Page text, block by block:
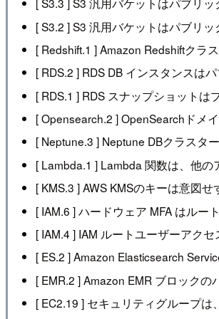
[ S3.2 ] S3 汎用バケットはパブリ
[ Redshift.1 ] Amazon Redshiftクラ
[ RDS.2 ] RDS DB インスタンスは
[ RDS.1 ] RDS スナップショット
[ Opensearch.2 ] OpenSearchドメ
[ Neptune.3 ] Neptune DBクラスタ
[ Lambda.1 ] Lambda 関数は、他
[ KMS.3 ] AWS KMSのキーは意図
[ IAM.6 ] ハードウェア MFA はル
[ IAM.4 ] IAM ルートユーザーアク
[ ES.2 ] Amazon Elasticsearch
[ EMR.2 ] Amazon EMR ブロック
[ EC2.19 ] セキュリティグループ